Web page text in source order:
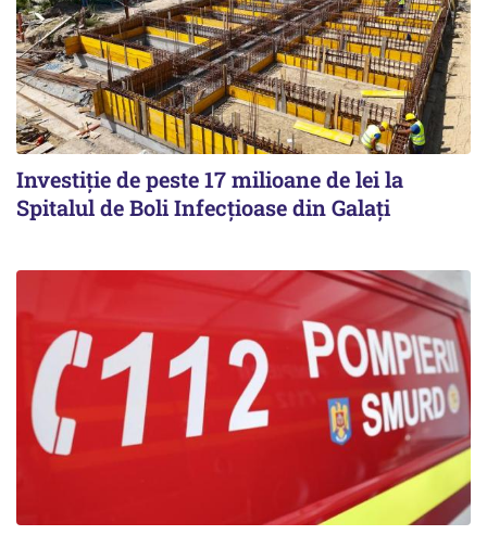
Investiție de peste 17 milioane de lei la
Spitalul de Boli Infecțioase din Galați